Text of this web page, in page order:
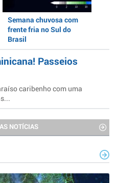
Semana chuvosa com
frente fria no Sul do
Brasil
Passeios
caribenho com uma
NOTÍCIAS